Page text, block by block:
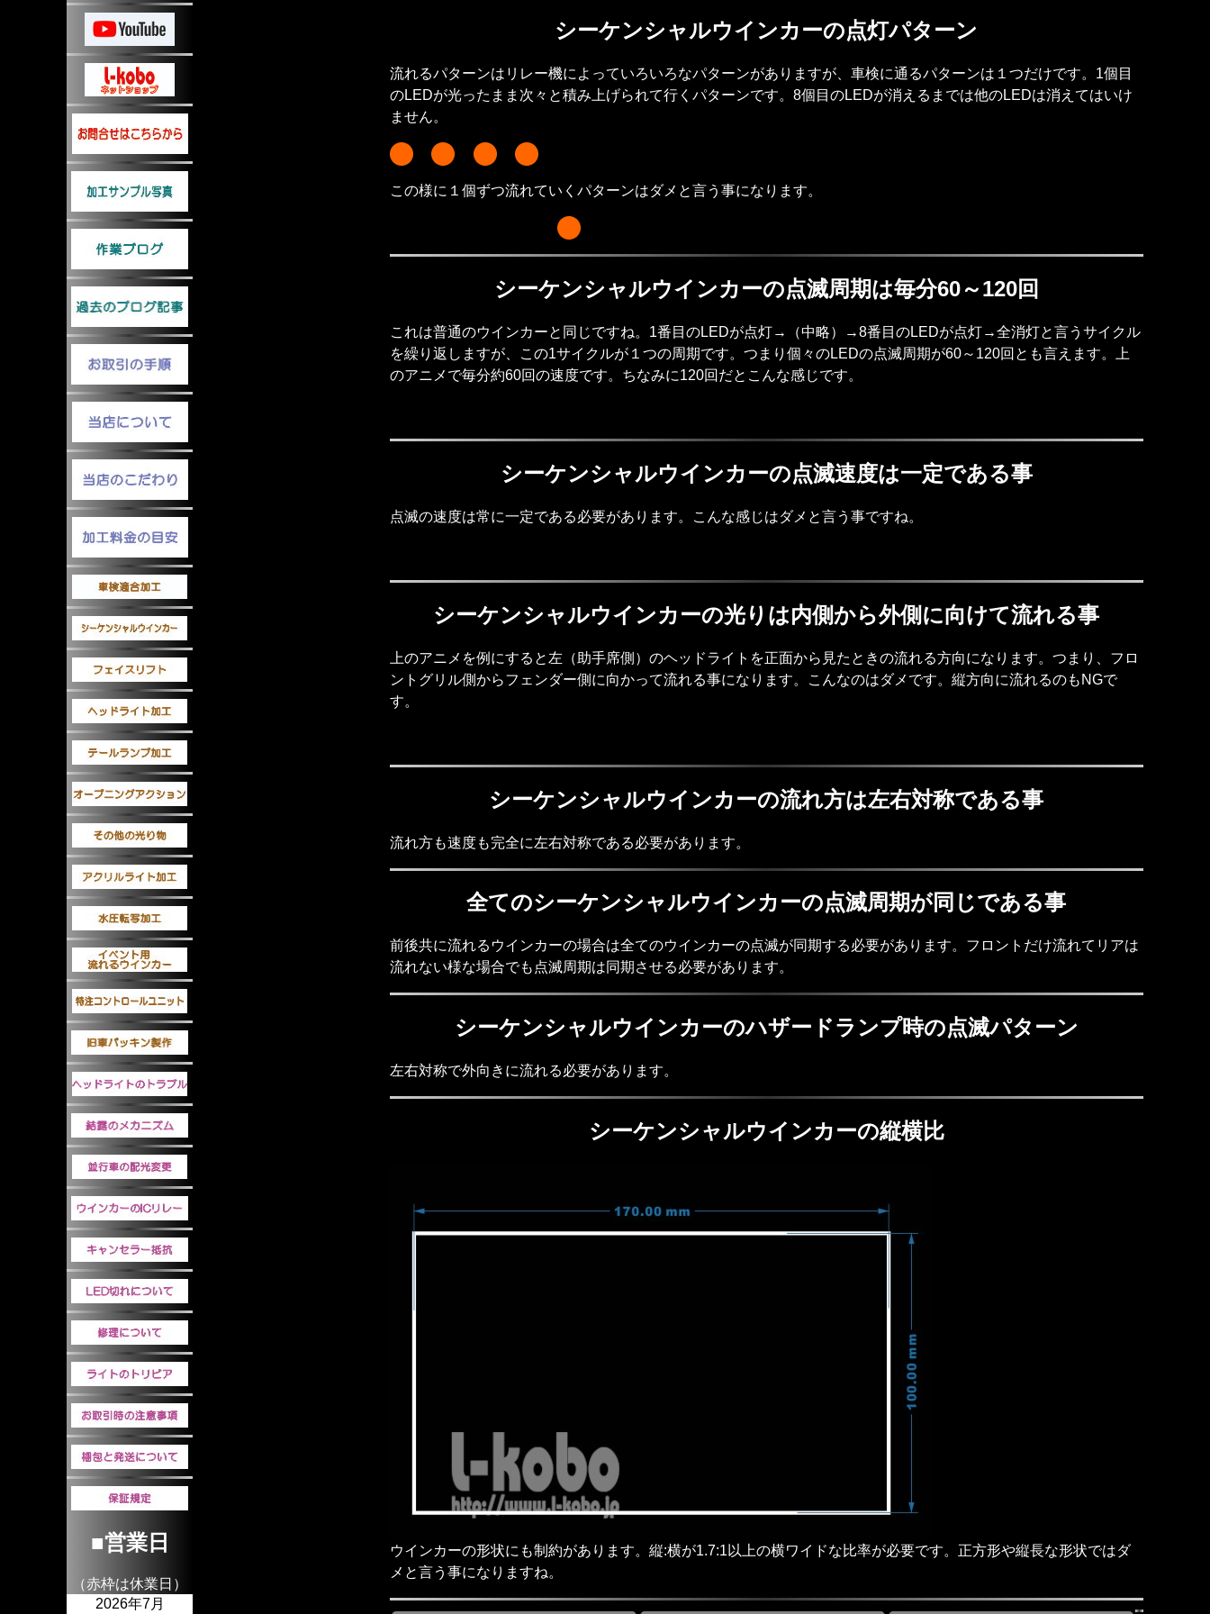
■営業日
（赤枠は休業日）
2026年7月
シーケンシャルウインカーの点灯パターン
流れるパターンはリレー機によっていろいろなパターンがありますが、車検に通るパターンは１つだけです。1個目
のLEDが光ったまま次々と積み上げられて行くパターンです。8個目のLEDが消えるまでは他のLEDは消えてはいけ
ません。
この様に１個ずつ流れていくパターンはダメと言う事になります。
シーケンシャルウインカーの点滅周期は毎分60～120回
これは普通のウインカーと同じですね。1番目のLEDが点灯→（中略）→8番目のLEDが点灯→全消灯と言うサイクル
を繰り返しますが、この1サイクルが１つの周期です。つまり個々のLEDの点滅周期が60～120回とも言えます。上
のアニメで毎分約60回の速度です。ちなみに120回だとこんな感じです。
シーケンシャルウインカーの点滅速度は一定である事
点滅の速度は常に一定である必要があります。こんな感じはダメと言う事ですね。
シーケンシャルウインカーの光りは内側から外側に向けて流れる事
上のアニメを例にすると左（助手席側）のヘッドライトを正面から見たときの流れる方向になります。つまり、フロ
ントグリル側からフェンダー側に向かって流れる事になります。こんなのはダメです。縦方向に流れるのもNGで
す。
シーケンシャルウインカーの流れ方は左右対称である事
流れ方も速度も完全に左右対称である必要があります。
全てのシーケンシャルウインカーの点滅周期が同じである事
前後共に流れるウインカーの場合は全てのウインカーの点滅が同期する必要があります。フロントだけ流れてリアは
流れない様な場合でも点滅周期は同期させる必要があります。
シーケンシャルウインカーのハザードランプ時の点滅パターン
左右対称で外向きに流れる必要があります。
シーケンシャルウインカーの縦横比
ウインカーの形状にも制約があります。縦:横が1.7:1以上の横ワイドな比率が必要です。正方形や縦長な形状ではダ
メと言う事になりますね。